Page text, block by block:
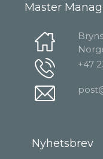
Master
+47
Nyhetsbrev